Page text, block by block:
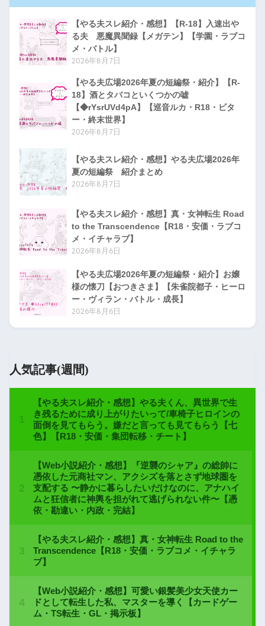
【やる夫スレ紹介・感想】【R-18】入速出や
る夫 悪魔異聞録【メガテン】【学園・ラブコ
メ・バトル】
2026年8月7日
【やる夫広場2026年夏の短編祭・紹介】【R-
18】酒とタバコといくつかの嘘
【◆rYsrUVd4pA】【巡音ルカ・R18・ビタ
ー・終末世界】
2026年8月7日
【やる夫スレ紹介・感想】やる夫広場2026年
夏の短編祭 紹介まとめ
2026年8月7日
【やる夫スレ紹介・感想】真・女神転生 Road
to the Transcendence【R18・安価・ラブコ
メ・イチャラブ】
2026年8月6日
【やる夫広場2026年夏の短編祭・紹介】お嬢
様の懐刀【おつきさま】【朱雀院都子・ヒーロ
ー・ヴィラン・バトル・成長】
2026年8月6日
人気記事(週間)